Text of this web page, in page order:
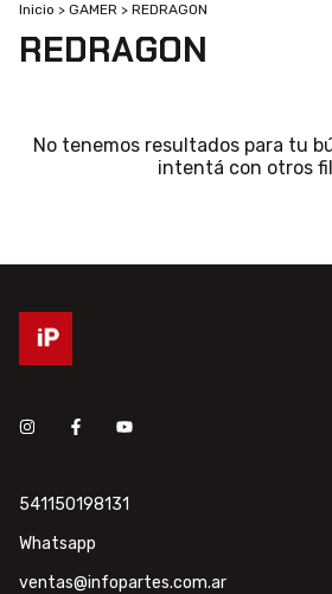
Inicio > GAMER > REDRAGON
REDRAGON
No tenemos resultados para tu
intentá con otros
541150198131
Whatsapp
ventas@infopartes.com.ar